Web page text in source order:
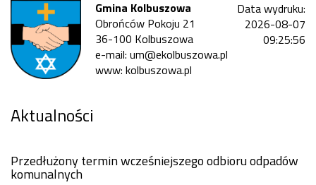
Gmina Kolbuszowa
Obrońców Pokoju 21
36-100 Kolbuszowa
e-mail: um@ekolbuszowa.pl
www: kolbuszowa.pl
Data wydruku:
2026-08-07
09:25:56
Aktualności
Przedłużony termin wcześniejszego odbioru odpadów
komunalnych